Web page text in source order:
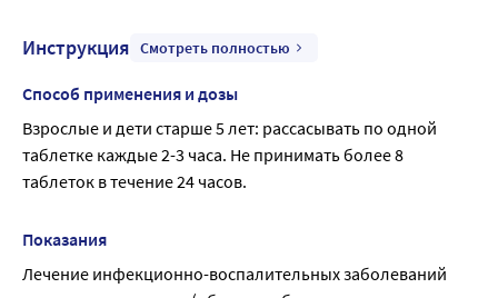
Инструкция Смотреть полностью
Способ применения и дозы
Взрослые и дети старше 5 лет: рассасывать по одной
таблетке каждые 2-3 часа. Не принимать более 8
таблеток в течение 24 часов.
Показания
Лечение инфекционно-воспалительных заболеваний